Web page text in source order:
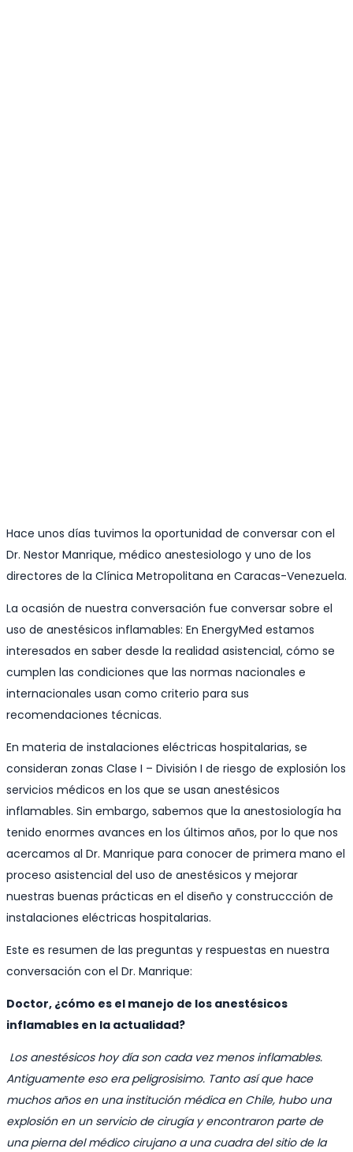
Hace unos días tuvimos la oportunidad de conversar con el
Dr. Nestor Manrique, médico anestesiologo y uno de los
directores de la Clínica Metropolitana en Caracas-Venezuela.
La ocasión de nuestra conversación fue conversar sobre el
uso de anestésicos inflamables: En EnergyMed estamos
interesados en saber desde la realidad asistencial, cómo se
cumplen las condiciones que las normas nacionales e
internacionales usan como criterio para sus
recomendaciones técnicas.
En materia de instalaciones eléctricas hospitalarias, se
consideran zonas Clase I – División I de riesgo de explosión los
servicios médicos en los que se usan anestésicos
inflamables. Sin embargo, sabemos que la anestosiología ha
tenido enormes avances en los últimos años, por lo que nos
acercamos al Dr. Manrique para conocer de primera mano el
proceso asistencial del uso de anestésicos y mejorar
nuestras buenas prácticas en el diseño y construccción de
instalaciones eléctricas hospitalarias.
Este es resumen de las preguntas y respuestas en nuestra
conversación con el Dr. Manrique:
Doctor, ¿cómo es el manejo de los anestésicos
inflamables en la actualidad?
Los anestésicos hoy día son cada vez menos inflamables.
Antiguamente eso era peligrosisimo. Tanto así que hace
muchos años en una institución médica en Chile, hubo una
explosión en un servicio de cirugía y encontraron parte de
una pierna del médico cirujano a una cuadra del sitio de la